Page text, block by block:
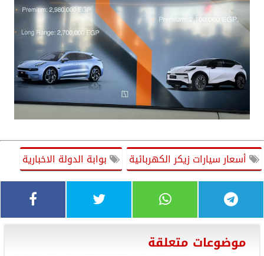
أسعار سيارات زيكر الكهربائية بوابة الدولة الاخبارية
موضوعات متعلقة